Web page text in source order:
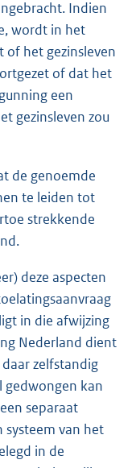
Indien
wordt in het
of het gezinsleven
of dat het
een
gezinsleven zou
de genoemde
te leiden tot
strekkende
deze aspecten
in die afwijzing
Nederland dient
zelfstandig
gedwongen kan
separaat
systeem van het
in de